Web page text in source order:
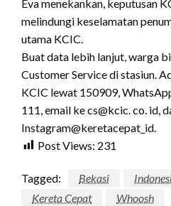
Eva menekankan, keputusan
melindungi keselamatan
utama KCIC.
Buat data lebih lanjut, warga
Customer Service di stasiun.
KCIC lewat 150909,
111, email ke cs@kcic. co. id,
Instagram@keretacepat_id.
Post Views: 231
Tagged: Bekasi
Kereta Cepat
Whoosh